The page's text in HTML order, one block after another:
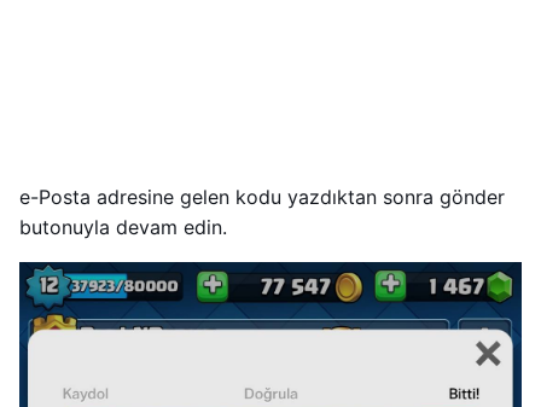
e-Posta adresine gelen kodu yazdıktan sonra gönder
butonuyla devam edin.